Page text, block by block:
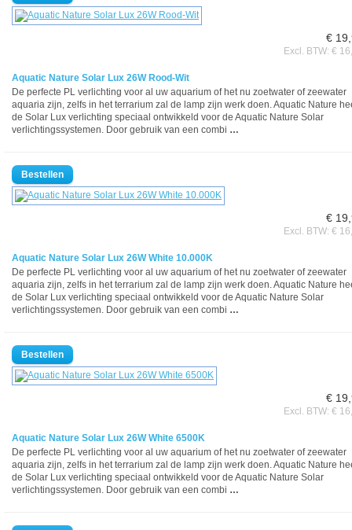
€
Excl. BTW: €
Aquatic Nature Solar Lux 26W Rood-Wit
De perfecte PL verlichting voor al uw aquarium of het nu zoetwater of zeewater
aquaria zijn, zelfs in het terrarium zal de lamp zijn werk doen. Aquatic Nature
de Solar Lux verlichting speciaal ontwikkeld voor de Aquatic Nature Solar
verlichtingssystemen. Door gebruik van een combi …
€
Excl. BTW: €
Aquatic Nature Solar Lux 26W White 10.000K
De perfecte PL verlichting voor al uw aquarium of het nu zoetwater of zeewater
aquaria zijn, zelfs in het terrarium zal de lamp zijn werk doen. Aquatic Nature
de Solar Lux verlichting speciaal ontwikkeld voor de Aquatic Nature Solar
verlichtingssystemen. Door gebruik van een combi …
€
Excl. BTW: €
Aquatic Nature Solar Lux 26W White 6500K
De perfecte PL verlichting voor al uw aquarium of het nu zoetwater of zeewater
aquaria zijn, zelfs in het terrarium zal de lamp zijn werk doen. Aquatic Nature
de Solar Lux verlichting speciaal ontwikkeld voor de Aquatic Nature Solar
verlichtingssystemen. Door gebruik van een combi …